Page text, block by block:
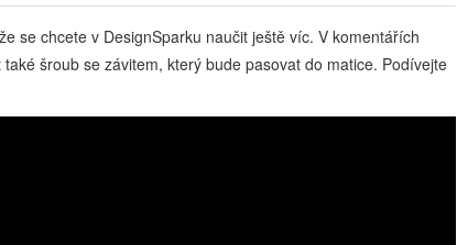
se chcete v DesignSparku naučit ještě víc. V komentářích
šroub se závitem, který bude pasovat do matice. Podívejte